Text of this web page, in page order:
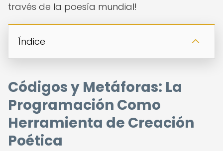
través de la poesía mundial!
Índice
Códigos y Metáforas: La
Programación Como
Herramienta de Creación
Poética